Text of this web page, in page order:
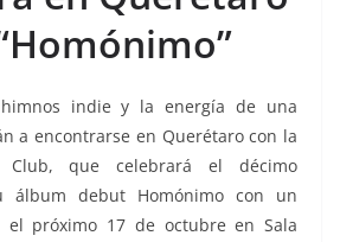
A
p
p
Li
n
k
a
m
indie y la energía de una
a encontrarse en Querétaro con la
Club, que celebrará el décimo
álbum debut Homónimo con un
el próximo 17 de octubre en Sala